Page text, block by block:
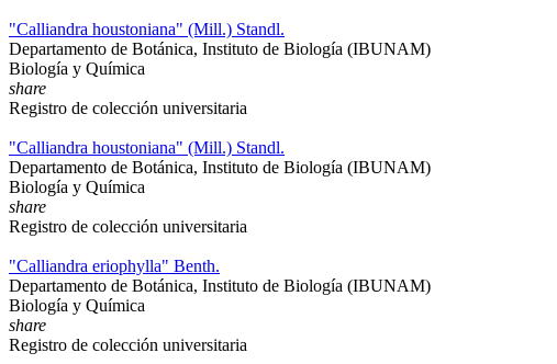
"Calliandra houstoniana" (Mill.) Standl.
Departamento de Botánica, Instituto de Biología (IBUNAM)
Biología y Química
share
Registro de colección universitaria
"Calliandra houstoniana" (Mill.) Standl.
Departamento de Botánica, Instituto de Biología (IBUNAM)
Biología y Química
share
Registro de colección universitaria
"Calliandra eriophylla" Benth.
Departamento de Botánica, Instituto de Biología (IBUNAM)
Biología y Química
share
Registro de colección universitaria